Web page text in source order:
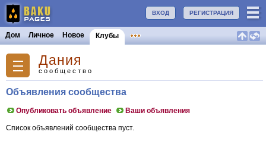
РЕГИСТРАЦИЯ
ВХОД
Дом Личное Новое Клубы
Дания
сообщество
Объявления сообщества
Опубликовать объявление Ваши объявления
Список объявлений сообщества пуст.